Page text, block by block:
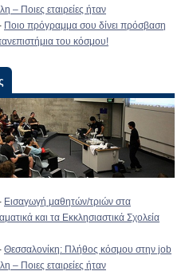
– Ποιες εταιρείες ήταν
Ποιο πρόγραμμα σου δίνει πρόσβαση
του κόσμου!
Εισαγωγή μαθητών/τριών στα
και τα Εκκλησιαστικά Σχολεία
Θεσσαλονίκη: Πλήθος κόσμου στην job
– Ποιες εταιρείες ήταν